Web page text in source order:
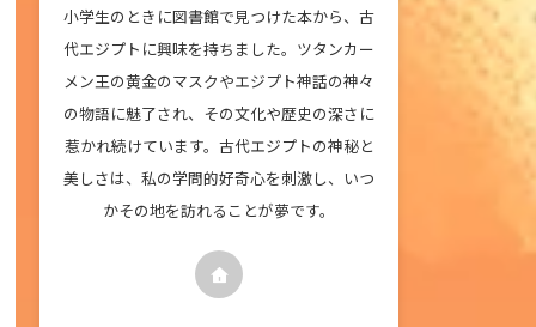
小学生のときに図書館で見つけた本から、古
代エジプトに興味を持ちました。ツタンカー
メン王の黄金のマスクやエジプト神話の神々
の物語に魅了され、その文化や歴史の深さに
惹かれ続けています。古代エジプトの神秘と
美しさは、私の学問的好奇心を刺激し、いつ
かその地を訪れることが夢です。